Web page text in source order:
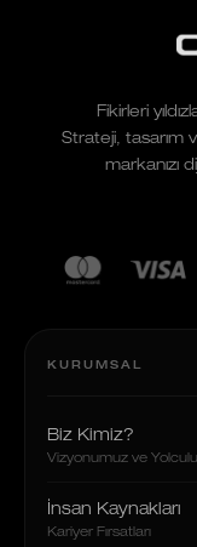
Fikirleri
Strateji, tasarım
markanızı
KURUMSAL
Biz Kimiz?
Vizyonumuz ve
İnsan Kaynakları
Kariyer Fırsatları